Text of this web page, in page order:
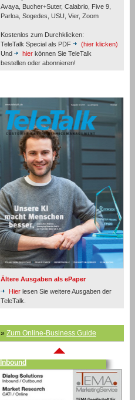
Avaya, Bucher+Suter, Calabrio, Five 9,
Parloa, Sogedes, USU, Vier, Zoom
Kostenlos zum Durchklicken:
TeleTalk Special als PDF
(hier klicken)
Und
hier können Sie TeleTalk
bestellen oder abonnieren!
Ältere Ausgaben als ePaper
Hier lesen Sie weitere Ausgaben der
TeleTalk.
» Zum Online-Business Guide
Inbound
Inbound